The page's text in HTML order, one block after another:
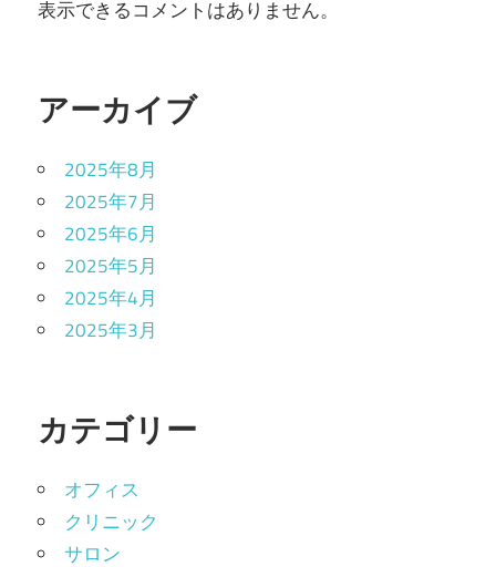
表示できるコメントはありません。
アーカイブ
2025年8月
2025年7月
2025年6月
2025年5月
2025年4月
2025年3月
カテゴリー
オフィス
クリニック
サロン